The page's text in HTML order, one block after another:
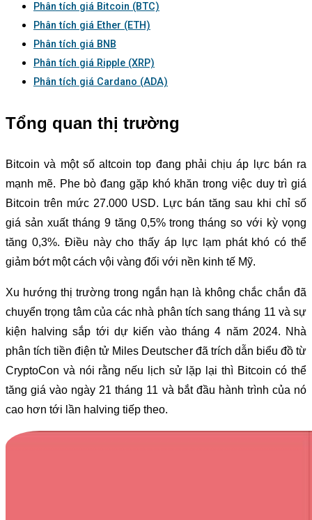
Phân tích giá Bitcoin (BTC)
Phân tích giá Ether (ETH)
Phân tích giá BNB
Phân tích giá Ripple (XRP)
Phân tích giá Cardano (ADA)
Tổng quan thị trường
Bitcoin và một số altcoin top đang phải chịu áp lực bán ra
mạnh mẽ. Phe bò đang gặp khó khăn trong việc duy trì giá
Bitcoin trên mức 27.000 USD. Lực bán tăng sau khi chỉ số
giá sản xuất tháng 9 tăng 0,5% trong tháng so với kỳ vọng
tăng 0,3%. Điều này cho thấy áp lực lạm phát khó có thể
giảm bớt một cách vội vàng đối với nền kinh tế Mỹ.
Xu hướng thị trường trong ngắn hạn là không chắc chắn đã
chuyển trọng tâm của các nhà phân tích sang tháng 11 và sự
kiện halving sắp tới dự kiến ​​vào tháng 4 năm 2024. Nhà
phân tích tiền điện tử Miles Deutscher đã trích dẫn biểu đồ từ
CryptoCon và nói rằng nếu lịch sử lặp lại thì Bitcoin có thể
tăng giá vào ngày 21 tháng 11 và bắt đầu hành trình của nó
cao hơn tới lần halving tiếp theo.